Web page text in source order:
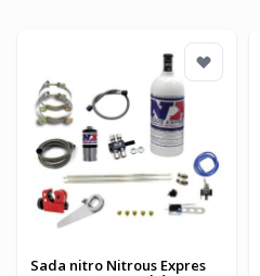
Sada nitro Nitrous Expres